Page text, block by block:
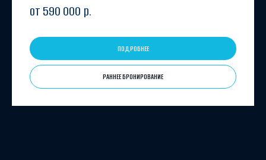
от 590 000 р.
ПОДРОБНЕЕ
РАННЕЕ БРОНИРОВАНИЕ